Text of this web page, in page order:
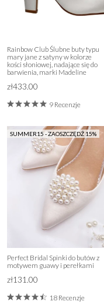
Rainbow Club Ślubne buty typu
mary jane z satyny w kolorze
kości słoniowej, nadające się do
barwienia, marki Madeline
zł433.00
9 Recenzje
SUMMER15 - ZAOSZCZĘDŹ 15%
Perfect Bridal Spinki do butów z
motywem guawy i perełkami
zł131.00
18 Recenzje